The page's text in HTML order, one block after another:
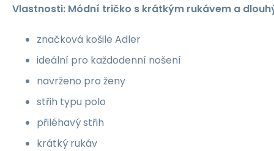
Vlastnosti: Módní tričko s krátkým rukávem a
značková košile Adler
ideální pro každodenní nošení
navrženo pro ženy
střih typu polo
přiléhavý střih
krátký rukáv